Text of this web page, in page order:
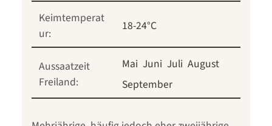
Keimtemperat
ur:
18-24°C
Aussaatzeit
Freiland:
Mai Juni Juli August
September